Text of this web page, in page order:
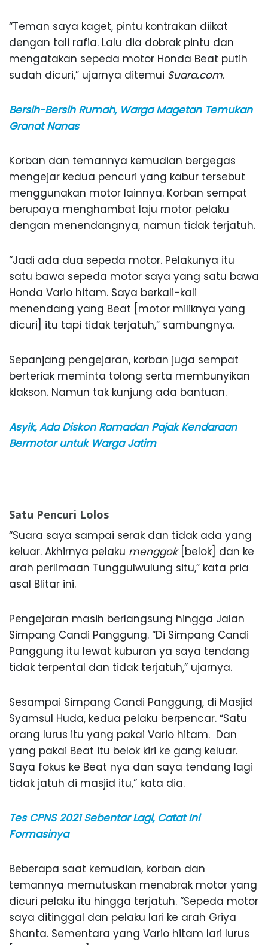
“Teman saya kaget, pintu kontrakan diikat
dengan tali rafia. Lalu dia dobrak pintu dan
mengatakan sepeda motor Honda Beat putih
sudah dicuri,” ujarnya ditemui Suara.com.
Bersih-Bersih Rumah, Warga Magetan Temukan
Granat Nanas
Korban dan temannya kemudian bergegas
mengejar kedua pencuri yang kabur tersebut
menggunakan motor lainnya. Korban sempat
berupaya menghambat laju motor pelaku
dengan menendangnya, namun tidak terjatuh.
“Jadi ada dua sepeda motor. Pelakunya itu
satu bawa sepeda motor saya yang satu bawa
Honda Vario hitam. Saya berkali-kali
menendang yang Beat [motor miliknya yang
dicuri] itu tapi tidak terjatuh,” sambungnya.
Sepanjang pengejaran, korban juga sempat
berteriak meminta tolong serta membunyikan
klakson. Namun tak kunjung ada bantuan.
Asyik, Ada Diskon Ramadan Pajak Kendaraan
Bermotor untuk Warga Jatim
Satu Pencuri Lolos
“Suara saya sampai serak dan tidak ada yang
keluar. Akhirnya pelaku menggok[belok] dan ke
arah perlimaan Tunggulwulung situ,” kata pria
asal Blitar ini.
Pengejaran masih berlangsung hingga Jalan
Simpang Candi Panggung. “Di Simpang Candi
Panggung itu lewat kuburan ya saya tendang
tidak terpental dan tidak terjatuh,” ujarnya.
Sesampai Simpang Candi Panggung, di Masjid
Syamsul Huda, kedua pelaku berpencar. “Satu
orang lurus itu yang pakai Vario hitam. Dan
yang pakai Beat itu belok kiri ke gang keluar.
Saya fokus ke Beat nya dan saya tendang lagi
tidak jatuh di masjid itu,” kata dia.
Tes CPNS 2021 Sebentar Lagi, Catat Ini
Formasinya
Beberapa saat kemudian, korban dan
temannya memutuskan menabrak motor yang
dicuri pelaku itu hingga terjatuh. “Sepeda motor
saya ditinggal dan pelaku lari ke arah Griya
Shanta. Sementara yang Vario hitam lari lurus